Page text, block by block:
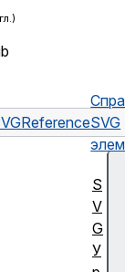
ReferenceSVG
S
V
G
У